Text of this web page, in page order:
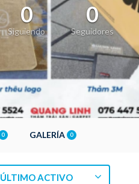
0
Siguiendo
0
Seguidores
0 GALERÍA 0
ÚLTIMO ACTIVO